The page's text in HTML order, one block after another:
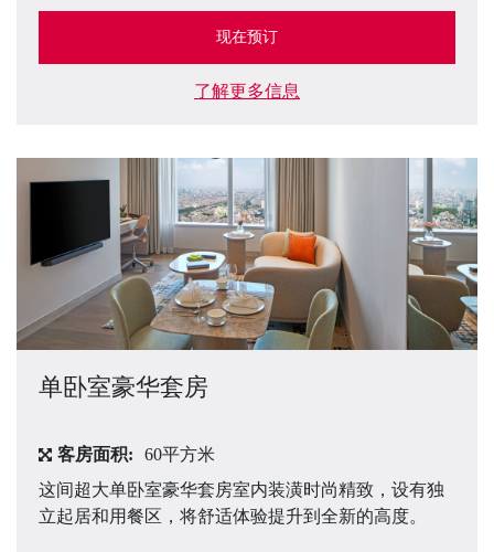
现在预订
了解更多信息
单卧室豪华套房
客房面积:
60平方米
这间超大单卧室豪华套房室内装潢时尚精致，设有独
立起居和用餐区，将舒适体验提升到全新的高度。